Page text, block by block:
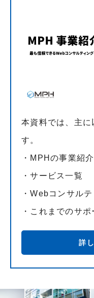
本資料では、主に
す。
・MPHの事業紹介
・サービス一覧
・Webコンサル
・これまでのサ
詳